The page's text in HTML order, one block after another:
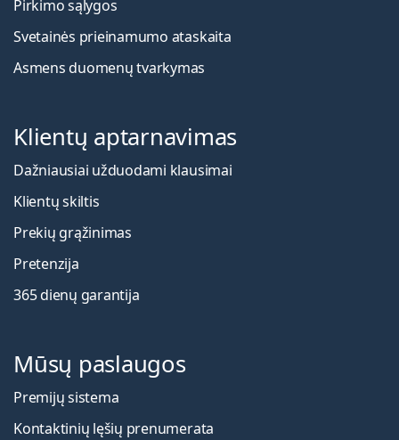
Pirkimo sąlygos
Svetainės prieinamumo ataskaita
Asmens duomenų tvarkymas
Klientų aptarnavimas
Dažniausiai užduodami klausimai
Klientų skiltis
Prekių grąžinimas
Pretenzija
365 dienų garantija
Mūsų paslaugos
Premijų sistema
Kontaktinių lęšių prenumerata